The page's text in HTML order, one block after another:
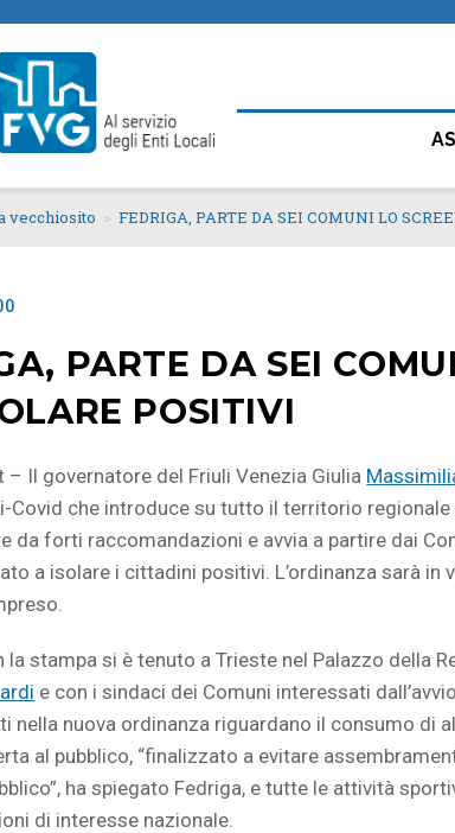
vecchiosito > FEDRIGA, PARTE DA SEI COMUNI LO
PARTE DA SEI
POSITIVI
– Il governatore del Friuli Venezia Giulia
Covid che introduce su tutto il territorio
da forti raccomandazioni e avvia a partire dai
a isolare i cittadini positivi. L’ordinanza sarà
la stampa si è tenuto a Trieste nel Palazzo della
e con i sindaci dei Comuni interessati
nella nuova ordinanza riguardano il consumo di
al pubblico, “finalizzato a evitare
ha spiegato Fedriga, e tutte le attività
di interesse nazionale.